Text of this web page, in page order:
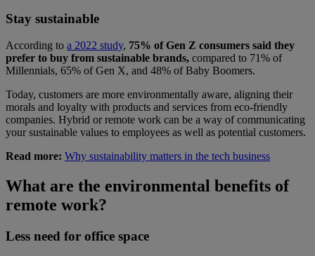
Stay sustainable
According to a 2022 study, 75% of Gen Z consumers said they
prefer to buy from sustainable brands, compared to 71% of
Millennials, 65% of Gen X, and 48% of Baby Boomers.
Today, customers are more environmentally aware, aligning their
morals and loyalty with products and services from eco-friendly
companies. Hybrid or remote work can be a way of communicating
your sustainable values to employees as well as potential customers.
Read more: Why sustainability matters in the tech business
What are the environmental benefits of
remote work?
Less need for office space